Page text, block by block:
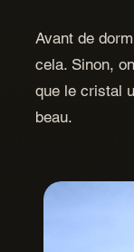
Avant de
cela. Sinon,
que le cristal
beau.